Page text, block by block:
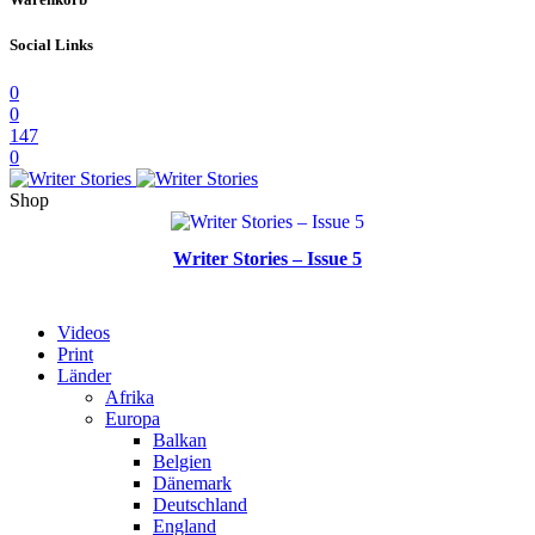
Social Links
0
0
147
0
Shop
Writer Stories – Issue 5
Videos
Print
Länder
Afrika
Europa
Balkan
Belgien
Dänemark
Deutschland
England